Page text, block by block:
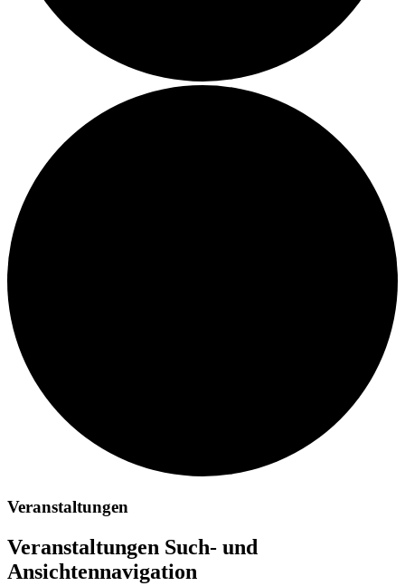
Veranstaltungen
Veranstaltungen Such- und
Ansichtennavigation